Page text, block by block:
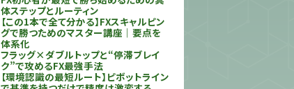
体ステップとルーティン
【この1本で全て分かる】FXスキャルピン
グで勝つためのマスター講座｜要点を
体系化
フラッグ×ダブルトップと“停滞ブレイ
ク”で攻めるFX最強手法
【環境認識の最短ルート】ピボットライン